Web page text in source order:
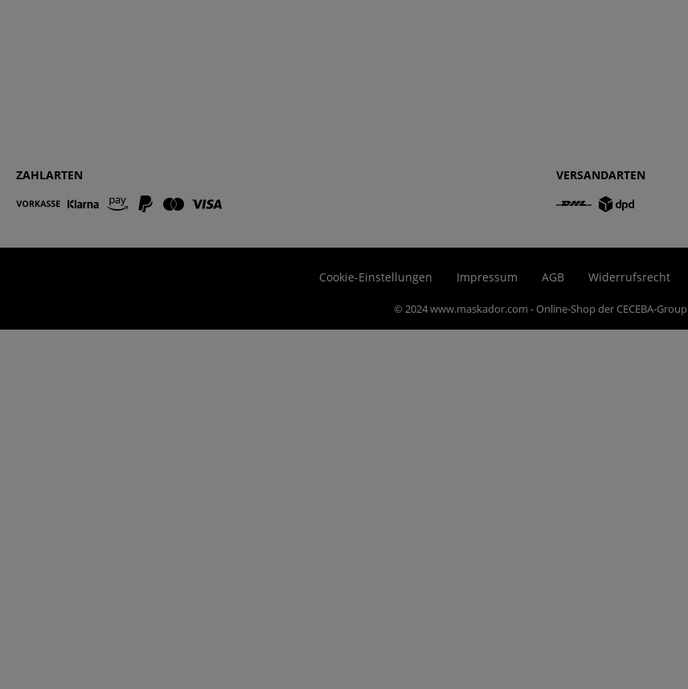
ZAHLARTEN VERSANDARTEN
Cookie-Einstellungen Impressum AGB Widerrufsrecht
© 2024 www.maskador.com - Online-Shop der CECEBA-Group